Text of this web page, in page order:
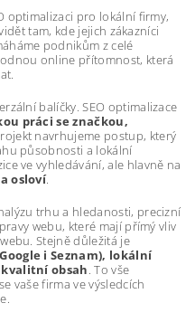
optimalizaci pro lokální firmy,
tam, kde jejich zákazníci
podnikům z celé
online přítomnost, která
balíčky. SEO optimalizace
práci se značkou,
navrhujeme postup, který
působnosti a lokální
ve vyhledávání, ale hlavně na
osloví.
trhu a hledanosti, precizní
webu, které mají přímý vliv
Stejně důležitá je
i Seznam), lokální
obsah. To vše
vaše firma ve výsledcích